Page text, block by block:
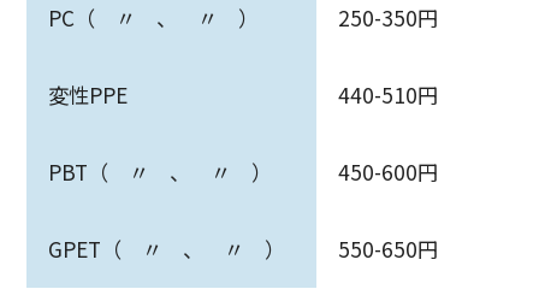
PC（ 〃 、 〃 ） 250-350円
変性PPE 440-510円
PBT（ 〃 、 〃 ） 450-600円
GPET（ 〃 、 〃 ） 550-650円